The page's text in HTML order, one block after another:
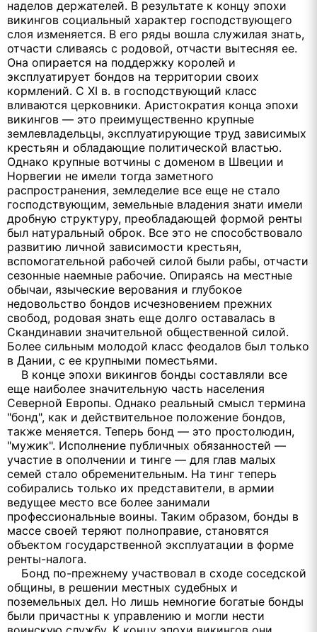
наделов держателей. В результате к концу эпохи
викингов социальный характер господствующего
слоя изменяется. В его ряды вошла служилая знать,
отчасти сливаясь с родовой, отчасти вытесняя ее.
Она опирается на поддержку королей и
эксплуатирует бондов на территории своих
кормлений. С XI в. в господствующий класс
вливаются церковники. Аристократия конца эпохи
викингов — это преимущественно крупные
землевладельцы, эксплуатирующие труд зависимых
крестьян и обладающие политической властью.
Однако крупные вотчины с доменом в Швеции и
Норвегии не имели тогда заметного
распространения, земледелие все еще не стало
господствующим, земельные владения знати имели
дробную структуру, преобладающей формой ренты
был натуральный оброк. Все это не способствовало
развитию личной зависимости крестьян,
вспомогательной рабочей силой были рабы, отчасти
сезонные наемные рабочие. Опираясь на местные
обычаи, языческие верования и глубокое
недовольство бондов исчезновением прежних
свобод, родовая знать еще долго оставалась в
Скандинавии значительной общественной силой.
Более сильным молодой класс феодалов был только
в Дании, с ее крупными поместьями.
В конце эпохи викингов бонды составляли все
еще наиболее значительную часть населения
Северной Европы. Однако реальный смысл термина
"бонд", как и действительное положение бондов,
также меняется. Теперь бонд — это простолюдин,
"мужик". Исполнение публичных обязанностей —
участие в ополчении и тинге — для глав малых
семей стало обременительным. На тинг теперь
собирались только их представители, в армии
ведущее место все более занимали
профессиональные воины. Таким образом, бонды в
массе своей теряют полноправие, становятся
объектом государственной эксплуатации в форме
ренты-налога.
Бонд по-прежнему участвовал в сходе соседской
общины, в решении местных судебных и
поземельных дел. Но лишь немногие богатые бонды
были причастны к управлению и могли нести